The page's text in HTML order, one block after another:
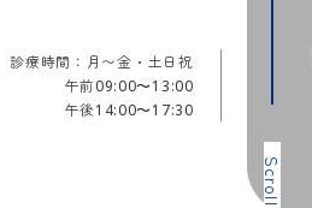
診療時間：月〜金・土日祝
午前09:00〜13:00
午後14:00〜17:30
Scroll